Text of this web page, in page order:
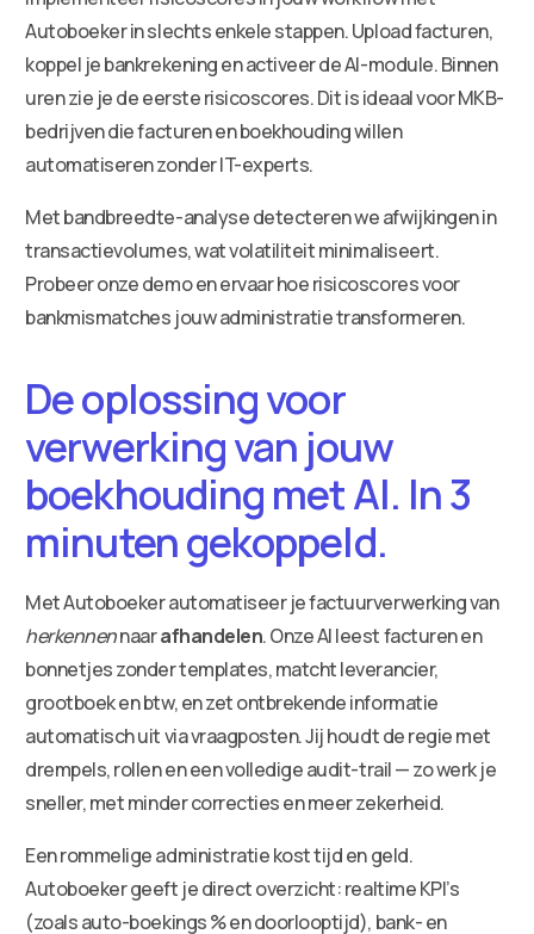
Autoboeker in slechts enkele stappen. Upload facturen,
koppel je bankrekening en activeer de AI-module. Binnen
uren zie je de eerste risicoscores. Dit is ideaal voor MKB-
bedrijven die facturen en boekhouding willen
automatiseren zonder IT-experts.
Met bandbreedte-analyse detecteren we afwijkingen in
transactievolumes, wat volatiliteit minimaliseert.
Probeer onze demo en ervaar hoe risicoscores voor
bankmismatches jouw administratie transformeren.
De oplossing voor
verwerking van jouw
boekhouding met AI. In 3
minuten gekoppeld.
Met Autoboeker automatiseer je factuurverwerking van
herkennennaarafhandelen. Onze AI leest facturen en
bonnetjes zonder templates, matcht leverancier,
grootboek en btw, en zet ontbrekende informatie
automatisch uit via vraagposten. Jij houdt de regie met
drempels, rollen en een volledige audit-trail — zo werk je
sneller, met minder correcties en meer zekerheid.
Een rommelige administratie kost tijd en geld.
Autoboeker geeft je direct overzicht: realtime KPI’s
(zoals auto-boekings % en doorlooptijd), bank- en